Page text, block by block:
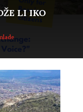
LI IKO